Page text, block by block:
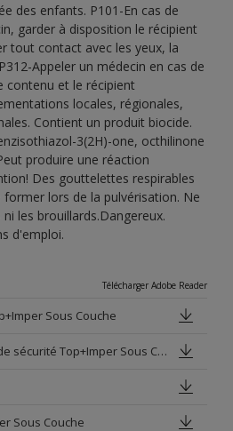
des enfants. P101-En cas de
garder à disposition le récipient
tout contact avec les yeux, la
Appeler un médecin en cas de
contenu et le récipient
locales, régionales,
Contient un produit biocide.
3(2H)-one, octhilinone
produire une réaction
Des gouttelettes respirables
former lors de la pulvérisation. Ne
les brouillards.Dangereux.
d'emploi.
Télécharger Adobe Reader
Sous Couche
Fiche de données de sécurité Top+Imper Sous Couche Blanc Base P
Sous Couche